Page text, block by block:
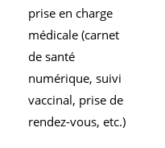
prise en charge
médicale (carnet
de santé
numérique, suivi
vaccinal, prise de
rendez-vous, etc.)